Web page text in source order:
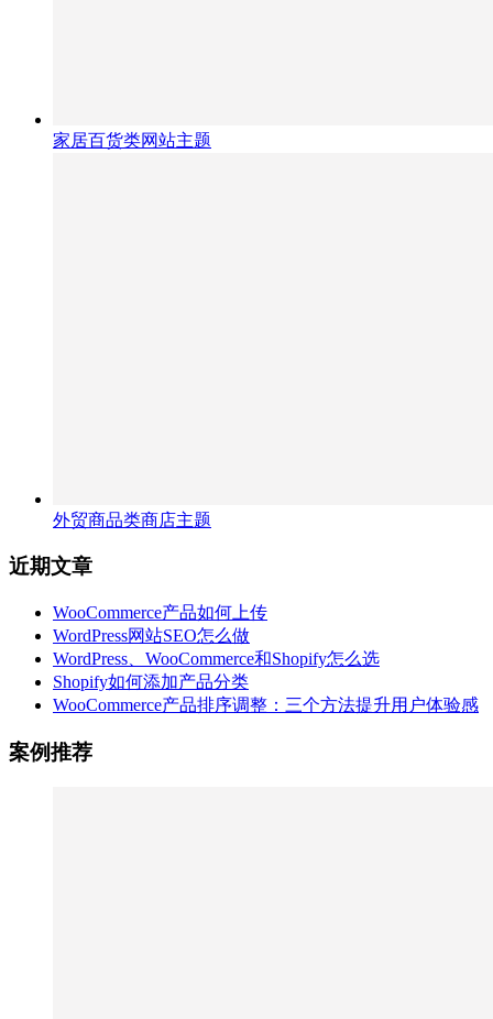
家居百货类网站主题
外贸商品类商店主题
近期文章
WooCommerce产品如何上传
WordPress网站SEO怎么做
WordPress、WooCommerce和Shopify怎么选
Shopify如何添加产品分类
WooCommerce产品排序调整：三个方法提升用户体验感
案例推荐